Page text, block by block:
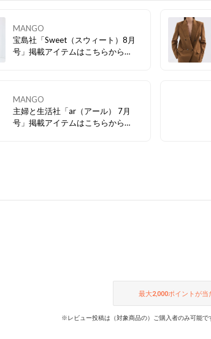
MANGO
宝島社「Sweet（スウィート）8月
号」掲載アイテムはこちらから
MANGO
主婦と生活社「ar（アール） 7月
号」掲載アイテムはこちらから
最大2,000ポイントが当
※レビュー投稿は（対象商品の）ご購入者のみ可能